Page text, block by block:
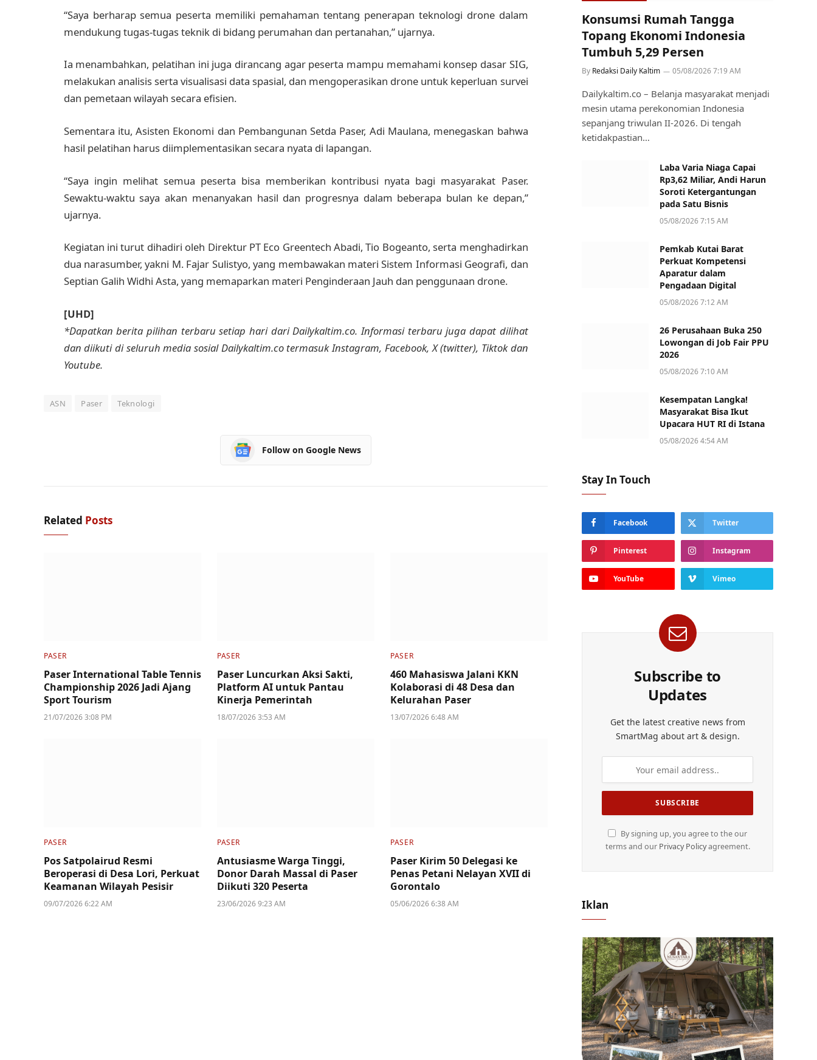
“Saya berharap semua peserta memiliki pemahaman tentang penerapan teknologi drone dalam
mendukung tugas-tugas teknik di bidang perumahan dan pertanahan,” ujarnya.
Ia menambahkan, pelatihan ini juga dirancang agar peserta mampu memahami konsep dasar SIG,
melakukan analisis serta visualisasi data spasial, dan mengoperasikan drone untuk keperluan survei
dan pemetaan wilayah secara efisien.
Sementara itu, Asisten Ekonomi dan Pembangunan Setda Paser, Adi Maulana, menegaskan bahwa
hasil pelatihan harus diimplementasikan secara nyata di lapangan.
“Saya ingin melihat semua peserta bisa memberikan kontribusi nyata bagi masyarakat Paser.
Sewaktu-waktu saya akan menanyakan hasil dan progresnya dalam beberapa bulan ke depan,”
ujarnya.
Kegiatan ini turut dihadiri oleh Direktur PT Eco Greentech Abadi, Tio Bogeanto, serta menghadirkan
dua narasumber, yakni M. Fajar Sulistyo, yang membawakan materi Sistem Informasi Geografi, dan
Septian Galih Widhi Asta, yang memaparkan materi Penginderaan Jauh dan penggunaan drone.
[UHD]
*Dapatkan berita pilihan terbaru setiap hari dari Dailykaltim.co. Informasi terbaru juga dapat dilihat
dan diikuti di seluruh media sosial Dailykaltim.co termasuk Instagram, Facebook, X (twitter), Tiktok dan
Youtube.
ASN Paser Teknologi
Follow on Google News
Related Posts
PASER
Paser International Table Tennis
Championship 2026 Jadi Ajang
Sport Tourism
21/07/2026 3:08 PM
PASER
Paser Luncurkan Aksi Sakti,
Platform AI untuk Pantau
Kinerja Pemerintah
18/07/2026 3:53 AM
PASER
460 Mahasiswa Jalani KKN
Kolaborasi di 48 Desa dan
Kelurahan Paser
13/07/2026 6:48 AM
PASER
Pos Satpolairud Resmi
Beroperasi di Desa Lori, Perkuat
Keamanan Wilayah Pesisir
09/07/2026 6:22 AM
PASER
Antusiasme Warga Tinggi,
Donor Darah Massal di Paser
Diikuti 320 Peserta
23/06/2026 9:23 AM
PASER
Paser Kirim 50 Delegasi ke
Penas Petani Nelayan XVII di
Gorontalo
05/06/2026 6:38 AM
Konsumsi Rumah Tangga
Topang Ekonomi Indonesia
Tumbuh 5,29 Persen
By Redaksi Daily Kaltim 05/08/2026 7:19 AM
Dailykaltim.co – Belanja masyarakat menjadi
mesin utama perekonomian Indonesia
sepanjang triwulan II-2026. Di tengah
ketidakpastian…
Laba Varia Niaga Capai
Rp3,62 Miliar, Andi Harun
Soroti Ketergantungan
pada Satu Bisnis
05/08/2026 7:15 AM
Pemkab Kutai Barat
Perkuat Kompetensi
Aparatur dalam
Pengadaan Digital
05/08/2026 7:12 AM
26 Perusahaan Buka 250
Lowongan di Job Fair PPU
2026
05/08/2026 7:10 AM
Kesempatan Langka!
Masyarakat Bisa Ikut
Upacara HUT RI di Istana
05/08/2026 4:54 AM
Stay In Touch
Facebook Twitter
Pinterest Instagram
YouTube Vimeo
Subscribe to
Updates
Get the latest creative news from
SmartMag about art & design.
By signing up, you agree to the our
terms and our Privacy Policyagreement.
Iklan